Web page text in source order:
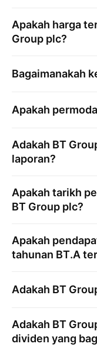
Apakah harga
Group plc?
Bagaimanakah
Apakah
Adakah BT
laporan?
Apakah tarikh
BT Group plc?
Apakah
tahunan BT.A
Adakah BT
Adakah BT
dividen yang